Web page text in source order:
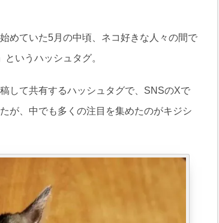
めていた5月の中頃、ネコ好きな人々の間で
いうハッシュタグ。
して共有するハッシュタグで、SNSのXで
が、中でも多くの注目を集めたのがキジシ